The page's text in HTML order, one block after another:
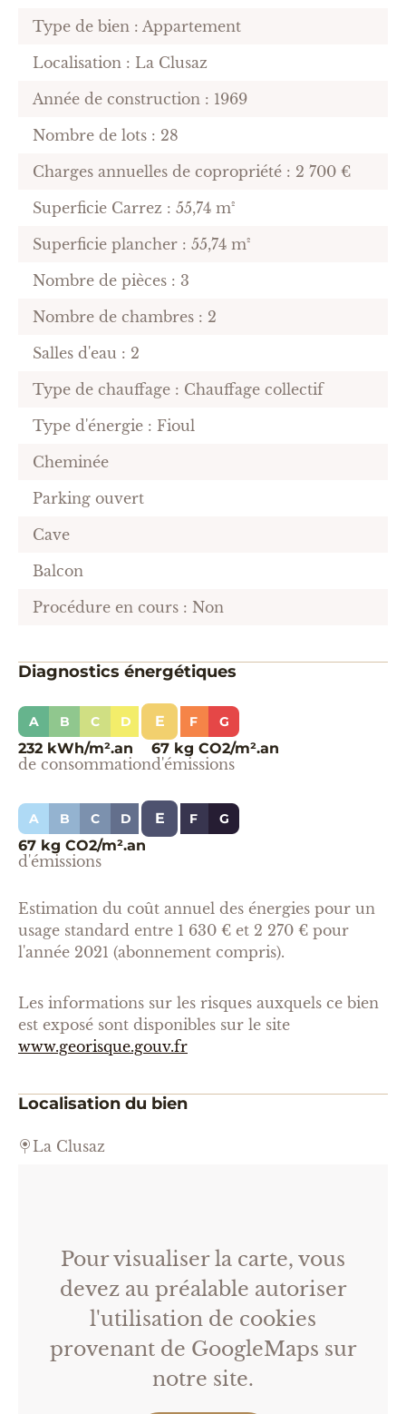
Type de bien : Appartement
Localisation : La Clusaz
Année de construction : 1969
Nombre de lots : 28
Charges annuelles de copropriété : 2 700 €
Superficie Carrez : 55,74 m²
Superficie plancher : 55,74 m²
Nombre de pièces : 3
Nombre de chambres : 2
Salles d'eau : 2
Type de chauffage : Chauffage collectif
Type d'énergie : Fioul
Cheminée
Parking ouvert
Cave
Balcon
Procédure en cours : Non
Diagnostics énergétiques
A B C D E F G
232 kWh/m².an
de consommation
67 kg CO2/m².an
d'émissions
A B C D E F G
67 kg CO2/m².an
d'émissions
Estimation du coût annuel des énergies pour un
usage standard entre 1 630 € et 2 270 € pour
l'année 2021 (abonnement compris).
Les informations sur les risques auxquels ce bien
est exposé sont disponibles sur le site
www.georisque.gouv.fr
Localisation du bien
La Clusaz
Pour visualiser la carte, vous
devez au préalable autoriser
l'utilisation de cookies
provenant de GoogleMaps sur
notre site.